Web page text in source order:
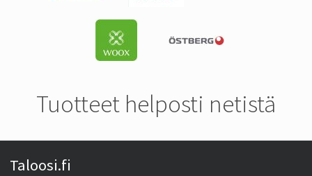
Tuotteet helposti netistä
Taloosi.fi